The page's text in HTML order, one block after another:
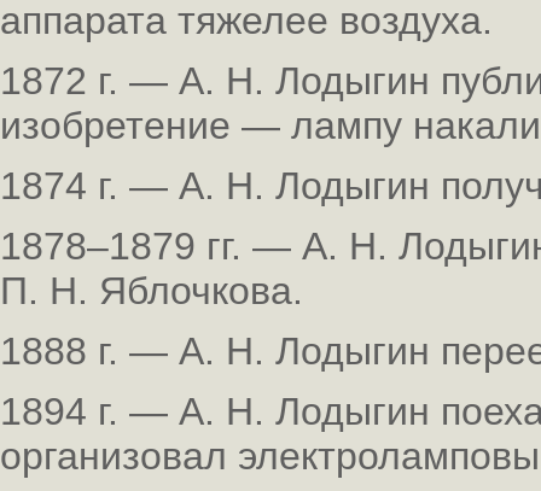
аппарата тяжелее воздуха.
1872 г. — А. Н. Лодыгин
изобретение — лампу
1874 г. — А. Н. Лодыгин
1878–1879 гг. — А. Н.
П. Н. Яблочкова.
1888 г. — А. Н. Лодыгин
1894 г. — А. Н. Лодыгин
организовал